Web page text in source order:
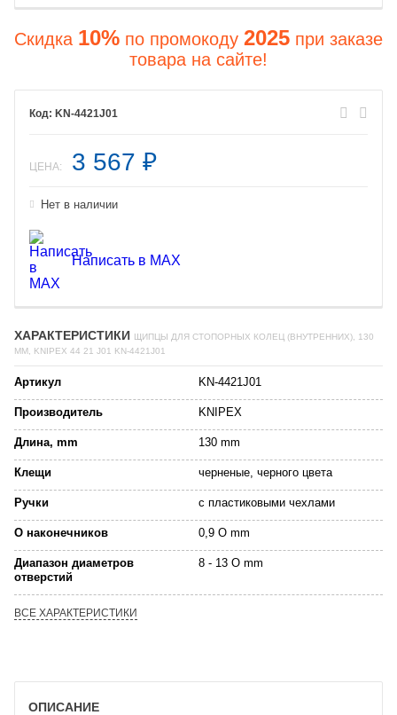
Скидка 10% по промокоду 2025 при заказе
товара на сайте!
KN-4421J01
ЦЕНА: 3 567 ₽
Нет в наличии
Написать в MAX
ХАРАКТЕРИСТИКИ ЩИПЦЫ ДЛЯ СТОПОРНЫХ КОЛЕЦ (ВНУТРЕННИХ), 130
ММ, KNIPEX 44 21 J01 KN-4421J01
Артикул KN-4421J01
Производитель KNIPEX
Длина, mm 130 mm
Клещи черненые, черного цвета
Ручки с пластиковыми чехлами
O наконечников 0,9 O mm
Диапазон диаметров
отверстий
8 - 13 O mm
ВСЕ ХАРАКТЕРИСТИКИ
ОПИСАНИЕ